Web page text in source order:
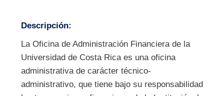
Descripción:
La Oficina de Administración Financiera de la
Universidad de Costa Rica es una oficina
administrativa de carácter técnico-
administrativo, que tiene bajo su responsabilidad